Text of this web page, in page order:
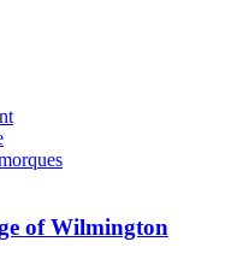
of Wilmington